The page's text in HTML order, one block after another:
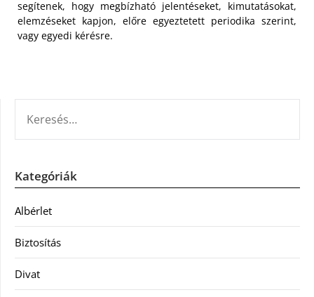
segítenek, hogy megbízható jelentéseket, kimutatásokat,
elemzéseket kapjon, előre egyeztetett periodika szerint,
vagy egyedi kérésre.
Kategóriák
Albérlet
Biztosítás
Divat